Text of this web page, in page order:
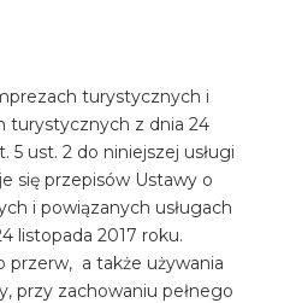
turystycznych i
turystycznych z dnia 24
5 ust. 2 do niniejszej usługi
się przepisów Ustawy o
i powiązanych usługach
listopada 2017 roku.
przerw, a także używania
przy zachowaniu pełnego